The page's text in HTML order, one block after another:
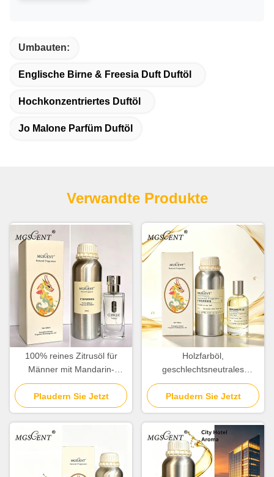
Umbauten:
Englische Birne & Freesia Duft Duftöl
Hochkonzentriertes Duftöl
Jo Malone Parfüm Duftöl
Verwandte Produkte
100% reines Zitrusöl für
Männer mit Mandarin-
Orange und Cedar-Noten
Plaudern Sie Jetzt
Holzfarböl,
geschlechtsneutrales
Parfümöl und Duftöl für den
täglichen Gebrauch
Plaudern Sie Jetzt